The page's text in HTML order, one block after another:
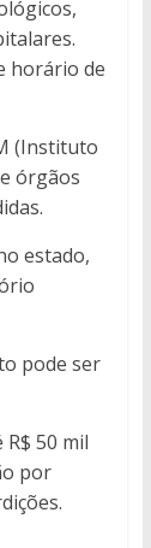
horário de
(Instituto
órgãos
estado,
pode ser
50 mil
por